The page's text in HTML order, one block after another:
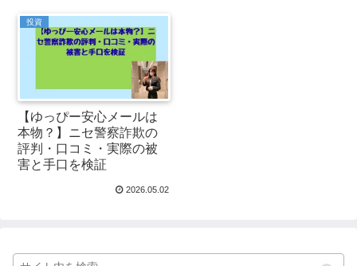
投資
【ゆっぴー安心メールは
本物？】ニセ警察詐欺の
評判・口コミ・実際の被
害と手口を検証
2026.05.02